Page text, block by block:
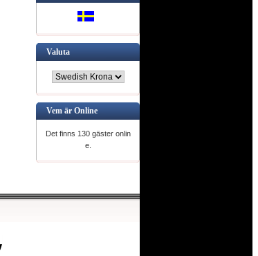
Valuta
Vem är Online
Det finns 130 gäster onlin
e.